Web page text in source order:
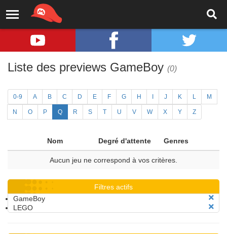
Liste des previews GameBoy (0)
0-9 A B C D E F G H J K L M
N O P Q R S T U V W X Y Z
Nom Degré d'attente Genres
Aucun jeu ne correspond à vos critères.
Filtres actifs
GameBoy
LEGO